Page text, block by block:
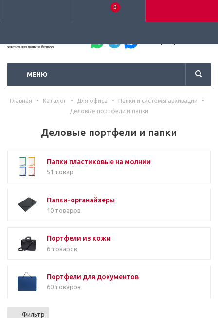
0
МЕНЮ
Главная - Каталог - Для офиса - Папки и системы архивации
-
Деловые портфели и папки
Деловые портфели и папки
Папки пластиковые на молнии
51 товар
Папки-органайзеры
10 товаров
Портфели из кожи
6 товаров
Портфели для документов
60 товаров
Фильтр